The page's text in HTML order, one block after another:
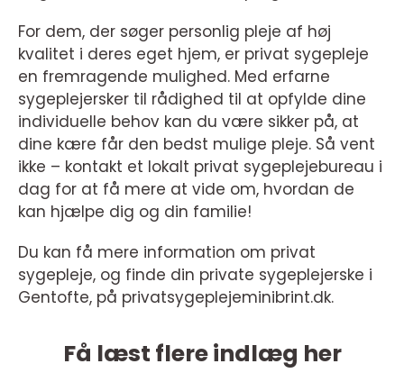
For dem, der søger personlig pleje af høj
kvalitet i deres eget hjem, er privat sygepleje
en fremragende mulighed. Med erfarne
sygeplejersker til rådighed til at opfylde dine
individuelle behov kan du være sikker på, at
dine kære får den bedst mulige pleje. Så vent
ikke – kontakt et lokalt privat sygeplejebureau i
dag for at få mere at vide om, hvordan de
kan hjælpe dig og din familie!
Du kan få mere information om privat
sygepleje, og finde din private sygeplejerske i
Gentofte, på privatsygeplejeminibrint.dk.
Få læst flere indlæg her